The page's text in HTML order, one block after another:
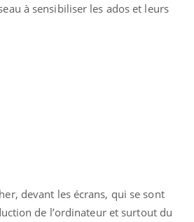
à sensibiliser les ados et leurs
devant les écrans, qui se sont
de l’ordinateur et surtout du
Chikungunya, dengue,